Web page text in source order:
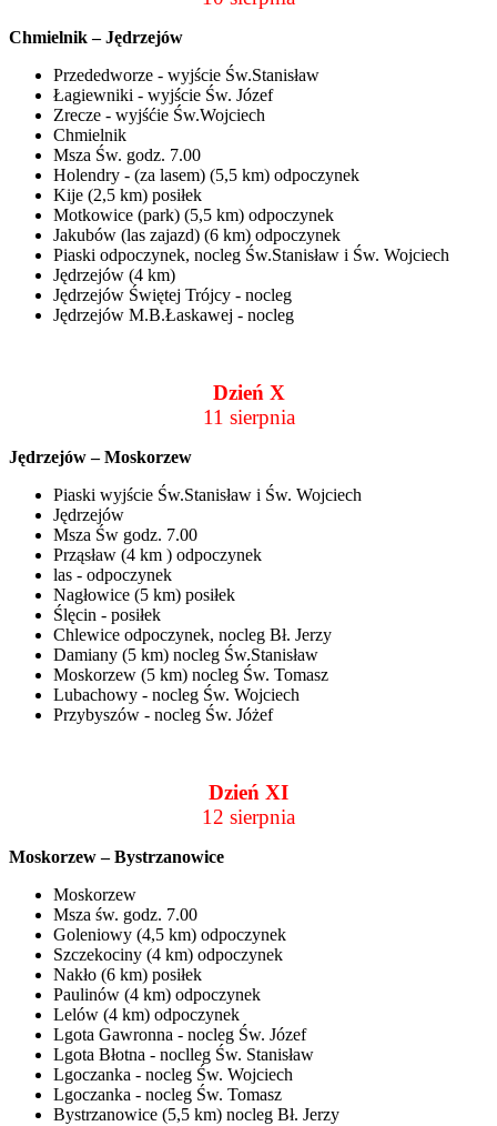
Chmielnik – Jędrzejów
Przededworze - wyjście Św.Stanisław
Łagiewniki - wyjście Św. Józef
Zrecze - wyjśćie Św.Wojciech
Chmielnik
Msza Św. godz. 7.00
Holendry - (za lasem) (5,5 km) odpoczynek
Kije (2,5 km) posiłek
Motkowice (park) (5,5 km) odpoczynek
Jakubów (las zajazd) (6 km) odpoczynek
Piaski odpoczynek, nocleg Św.Stanisław i Św. Wojciech
Jędrzejów (4 km)
Jędrzejów Świętej Trójcy - nocleg
Jędrzejów M.B.Łaskawej - nocleg
Dzień X
11 sierpnia
Jędrzejów – Moskorzew
Piaski wyjście Św.Stanisław i Św. Wojciech
Jędrzejów
Msza Św godz. 7.00
Prząsław (4 km ) odpoczynek
las - odpoczynek
Nagłowice (5 km) posiłek
Ślęcin - posiłek
Chlewice odpoczynek, nocleg Bł. Jerzy
Damiany (5 km) nocleg Św.Stanisław
Moskorzew (5 km) nocleg Św. Tomasz
Lubachowy - nocleg Św. Wojciech
Przybyszów - nocleg Św. Jóżef
Dzień XI
12 sierpnia
Moskorzew – Bystrzanowice
Moskorzew
Msza św. godz. 7.00
Goleniowy (4,5 km) odpoczynek
Szczekociny (4 km) odpoczynek
Nakło (6 km) posiłek
Paulinów (4 km) odpoczynek
Lelów (4 km) odpoczynek
Lgota Gawronna - nocleg Św. Józef
Lgota Błotna - noclleg Św. Stanisław
Lgoczanka - nocleg Św. Wojciech
Lgoczanka - nocleg Św. Tomasz
Bystrzanowice (5,5 km) nocleg Bł. Jerzy